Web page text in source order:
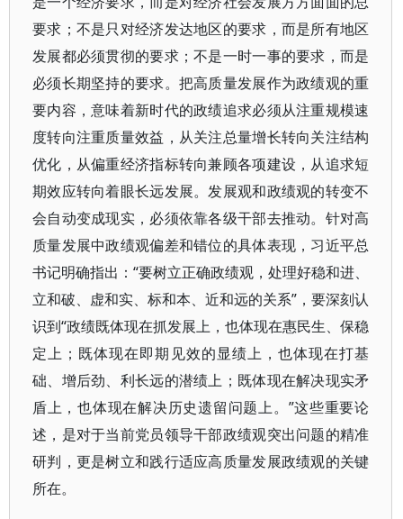
要求；不是只对经济发达地区的要求，而是所有地区
发展都必须贯彻的要求；不是一时一事的要求，而是
必须长期坚持的要求。把高质量发展作为政绩观的重
要内容，意味着新时代的政绩追求必须从注重规模速
度转向注重质量效益，从关注总量增长转向关注结构
优化，从偏重经济指标转向兼顾各项建设，从追求短
期效应转向着眼长远发展。发展观和政绩观的转变不
会自动变成现实，必须依靠各级干部去推动。针对高
质量发展中政绩观偏差和错位的具体表现，习近平总
书记明确指出：“要树立正确政绩观，处理好稳和进、
立和破、虚和实、标和本、近和远的关系”，要深刻认
识到“政绩既体现在抓发展上，也体现在惠民生、保稳
定上；既体现在即期见效的显绩上，也体现在打基
础、增后劲、利长远的潜绩上；既体现在解决现实矛
盾上，也体现在解决历史遗留问题上。”这些重要论
述，是对于当前党员领导干部政绩观突出问题的精准
研判，更是树立和践行适应高质量发展政绩观的关键
所在。